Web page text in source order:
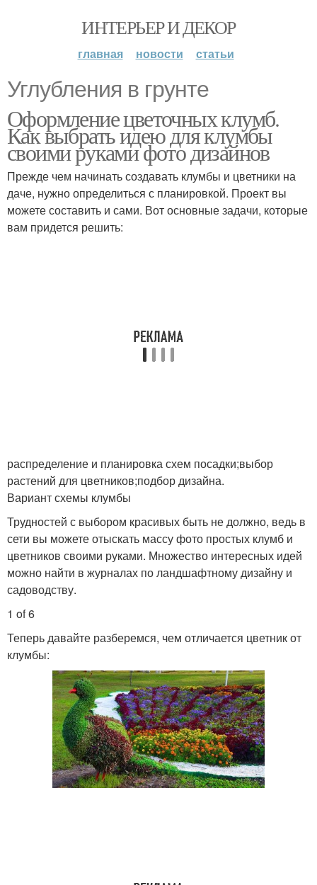
ИНТЕРЬЕР И ДЕКОР
главная новости статьи
Углубления в грунте
Оформление цветочных клумб.
Как выбрать идею для клумбы
своими руками фото дизайнов
Прежде чем начинать создавать клумбы и цветники на
даче, нужно определиться с планировкой. Проект вы
можете составить и сами. Вот основные задачи, которые
вам придется решить:
распределение и планировка схем посадки;выбор
растений для цветников;подбор дизайна.
Вариант схемы клумбы
Трудностей с выбором красивых быть не должно, ведь в
сети вы можете отыскать массу фото простых клумб и
цветников своими руками. Множество интересных идей
можно найти в журналах по ландшафтному дизайну и
садоводству.
1 of 6
Теперь давайте разберемся, чем отличается цветник от
клумбы: